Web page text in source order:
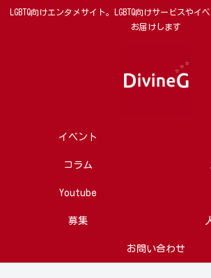
LGBTQ向けエンタメサイト。LGBTQ向けサービスやイ
お届けします
イベント
コラム
Youtube
募集
お問い合わせ